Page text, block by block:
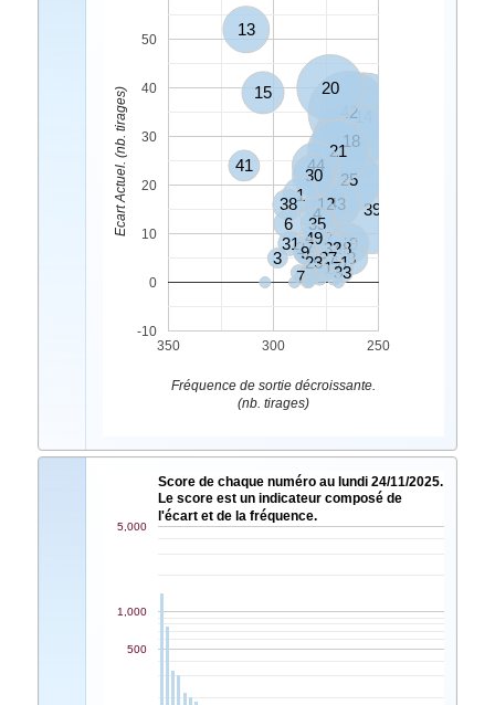
14
39
42
18
20
25
21
13
43
44
12
15
30
19
1
4
2
8
35
48
32
38
41
6
49
11
16
27
31
37
5
9
17
3 23
33
7
350 300 250
-10
0
10
20
30
40
50
Fréquence de sortie décroissante.
(nb. tirages)
Ecart Actuel. (nb. tirages)
Score de chaque numéro au lundi 24/11/2025.
Le score est un indicateur composé de
l'écart et de la fréquence.
500
1,000
5,000